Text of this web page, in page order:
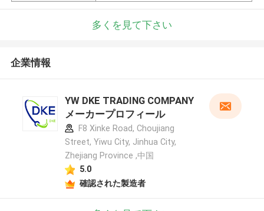
多くを見て下さい
企業情報
YW DKE TRADING COMPANY
メーカープロフィール
F8 Xinke Road, Choujiang
Street, Yiwu City, Jinhua City,
Zhejiang Province ,中国
5.0
確認された製造者